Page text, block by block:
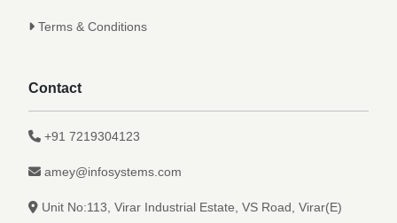
Terms & Conditions
Contact
+91 7219304123
amey@infosystems.com
Unit No:113, Virar Industrial Estate, VS Road, Virar(E)